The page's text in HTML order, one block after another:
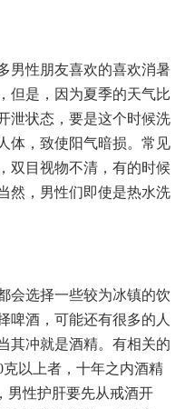
男性朋友喜欢的喜欢消暑
但是，因为夏季的天气比
泄状态，要是这个时候洗
体，致使阳气暗损。常见
双目视物不清，有的时候
然，男性们即使是热水洗
会选择一些较为冰镇的饮
啤酒，可能还有很多的人
其冲就是酒精。有相关的
以上者，十年之内酒精
男性护肝要先从戒酒开